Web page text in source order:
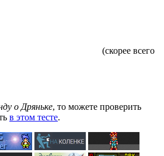
(скорее всего
о Дряньке, то можете проверить
в этом тесте.